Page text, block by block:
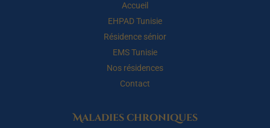
Accueil
EHPAD Tunisie
Résidence sénior
EMS Tunisie
Nos résidences
Contact
Maladies chroniques